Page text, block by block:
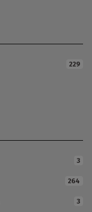
229
3
264
3